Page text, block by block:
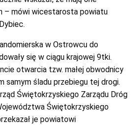
– mówi wicestarosta powiatu
w Ostrowcu do
się w ciągu krajowej 9tki.
otwarcia tzw. małej obwodnicy
samym śladu przebiegu tej drogi.
Świętokrzyskiego Zarządu Dróg
Świętokrzyskiego
je powiatowi